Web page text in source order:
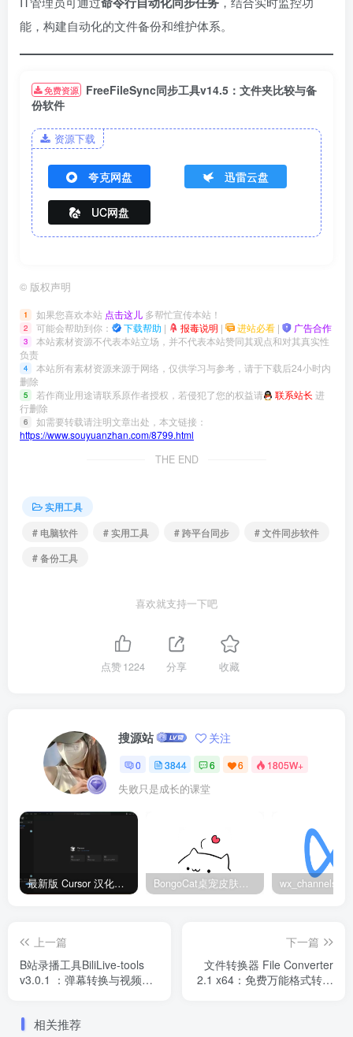
能，构建自动化的文件备份和维护体系。
免费资源
FreeFileSync同步工具v14.5：文件夹比较与备
份软件
资源下载
夸克网盘 迅雷云盘
UC网盘
© 版权声明
1 如果您喜欢本站 点击这儿 多帮忙宣传本站！
2 可能会帮助到你： 下载帮助 | 报毒说明 | 进站必看 | 广告合作
3
本站素材资源不代表本站立场，并不代表本站赞同其观点和对其真实性
负责
4
本站所有素材资源来源于网络，仅供学习与参考，请于下载后24小时内
删除
5 若作商业用途请联系原作者授权，若侵犯了您的权益请 联系站长 进
行删除
6
如需要转载请注明文章出处，本文链接：
https://www.souyuanzhan.com/8799.html
THE END
实用工具
# 电脑软件
# 实用工具 # 跨平台同步
# 文件同步软件
# 备份工具
喜欢就支持一下吧
点赞1224 分享 收藏
搜源站 关注
0 3844 6 6 1805W+
失败只是成长的课堂
最新版 Cursor 汉化设置中文教程（两种简单方法，附中文语言包下载） BongoCat桌宠皮肤包大全：20款主题皮肤免费下载
上一篇
B站录播工具BiliLive-tools
v3.0.1 ：弹幕转换与视频压
下一篇
文件转换器 File Converter
2.1 x64：免费万能格式转换
相关推荐